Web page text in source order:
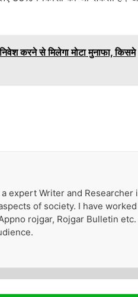
करने से मिलेगा मोटा मुनाफा, किसमे
expert Writer and Researcher
of society. I have
rojgar, Rojgar Bulletin etc.